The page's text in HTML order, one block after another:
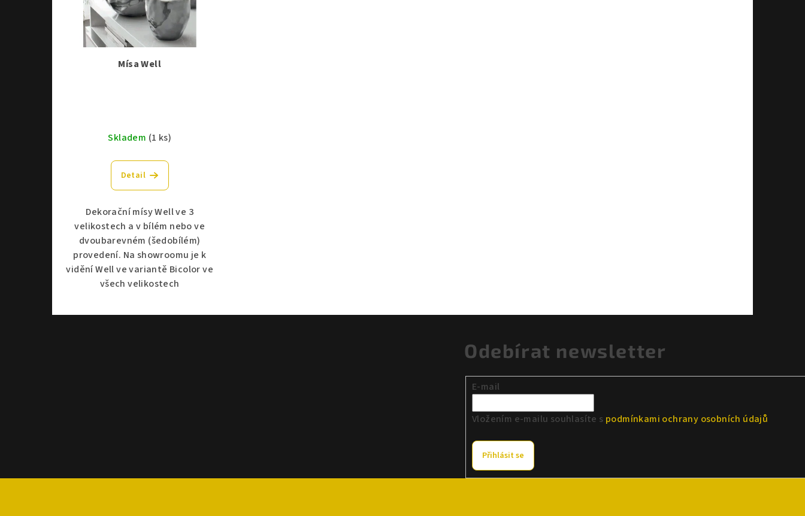
Mísa Well
Skladem (1 ks)
Detail
Dekorační mísy Well ve 3
velikostech a v bílém nebo ve
dvoubarevném (šedobílém)
provedení. Na showroomu je k
vidění Well ve variantě Bicolor ve
všech velikostech
Odebírat newsletter
E-mail
Vložením e-mailu souhlasíte s podmínkami ochrany osobních údajů
Přihlásit se